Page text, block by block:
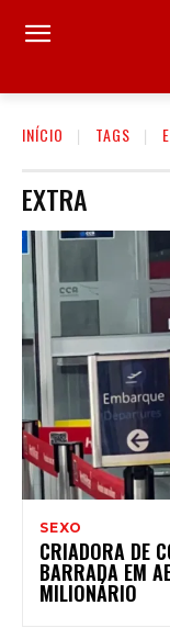
INÍCIO TAGS
EXTRA
SEXO
CRIADORA DE
BARRADA EM
MILIONÁRIO